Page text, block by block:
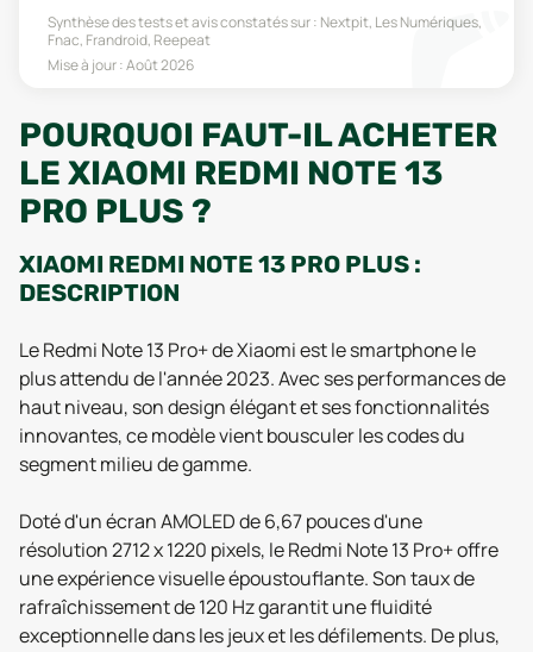
Synthèse des tests et avis constatés sur : Nextpit, Les Numériques,
Fnac, Frandroid, Reepeat
Mise à jour :Août 2026
POURQUOI FAUT-IL ACHETER
LE XIAOMI REDMI NOTE 13
PRO PLUS ?
XIAOMI REDMI NOTE 13 PRO PLUS :
DESCRIPTION
Le Redmi Note 13 Pro+ de Xiaomi est le smartphone le
plus attendu de l'année 2023. Avec ses performances de
haut niveau, son design élégant et ses fonctionnalités
innovantes, ce modèle vient bousculer les codes du
segment milieu de gamme.
Doté d'un écran AMOLED de 6,67 pouces d'une
résolution 2712 x 1220 pixels, le Redmi Note 13 Pro+ offre
une expérience visuelle époustouflante. Son taux de
rafraîchissement de 120 Hz garantit une fluidité
exceptionnelle dans les jeux et les défilements. De plus,